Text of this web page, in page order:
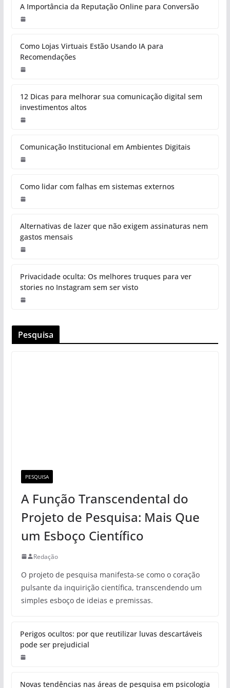
A Importância da Reputação Online para Conversão
Como Lojas Virtuais Estão Usando IA para
Recomendações
12 Dicas para melhorar sua comunicação digital sem
investimentos altos
Comunicação Institucional em Ambientes Digitais
Como lidar com falhas em sistemas externos
Alternativas de lazer que não exigem assinaturas nem
gastos mensais
Privacidade oculta: Os melhores truques para ver
stories no Instagram sem ser visto
Pesquisa
PESQUISA
A Função Transcendental do
Projeto de Pesquisa: Mais Que
um Esboço Científico
Redação
O projeto de pesquisa manifesta-se como o coração
pulsante da inquirição científica, transcendendo um
simples esboço de ideias e premissas.
Perigos ocultos: por que reutilizar luvas descartáveis
pode ser prejudicial
Novas tendências nas áreas de pesquisa em psicologia